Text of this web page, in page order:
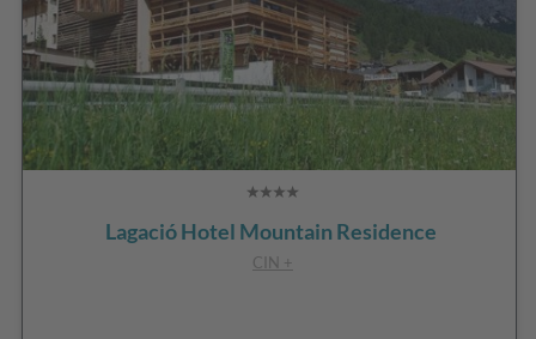
Lagació Hotel Mountain Residence
CIN +